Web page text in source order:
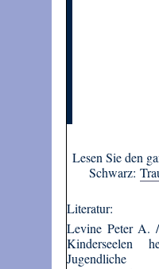
Lesen Sie den
Schwarz:
Literatur:
Levine Peter A.
Kinderseelen
Jugendliche